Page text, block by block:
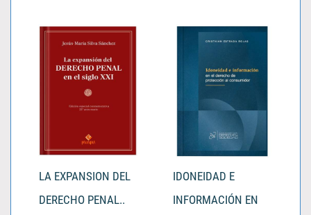
LA EXPANSION DEL
DERECHO PENAL..
IDONEIDAD E
INFORMACIÓN EN